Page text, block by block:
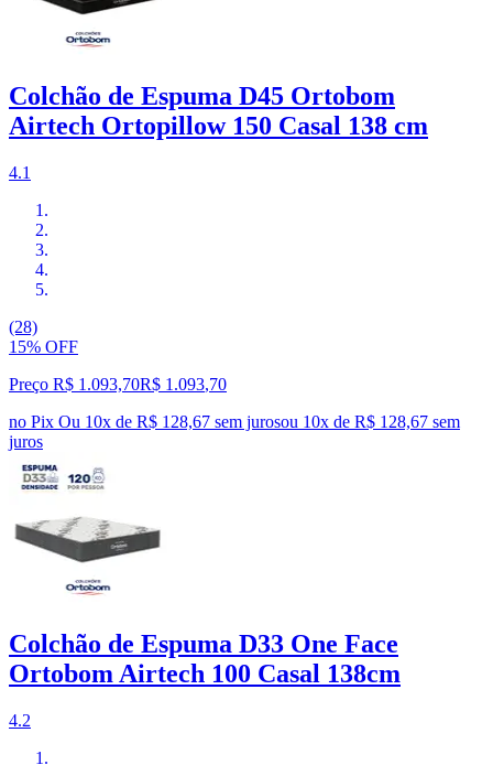
Colchão de Espuma D45 Ortobom
Airtech Ortopillow 150 Casal 138 cm
4.1
(28)
15% OFF
Preço R$ 1.093,70R$ 1.093,70
no Pix Ou 10x de R$ 128,67 sem jurosou 10x de R$ 128,67 sem
juros
Colchão de Espuma D33 One Face
Ortobom Airtech 100 Casal 138cm
4.2